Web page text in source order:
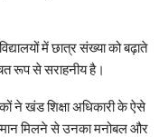
में छात्र संख्या को बढ़ाते
रूप से सराहनीय है।
ने खंड शिक्षा अधिकारी के ऐसे
मिलने से उनका मनोबल और